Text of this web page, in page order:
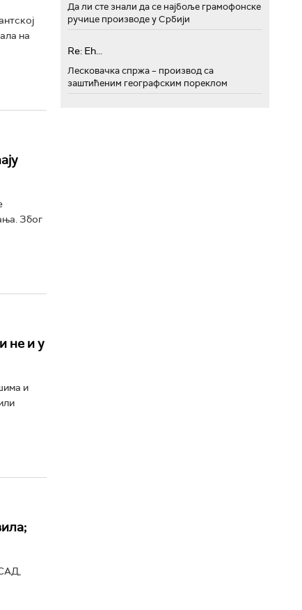
на
Због
не и у
и
Да ли сте знали да се најбоље грамофонске
ручице производе у Србији
Re: Eh...
Лесковачка спржа – производ са
заштићеним географским пореклом